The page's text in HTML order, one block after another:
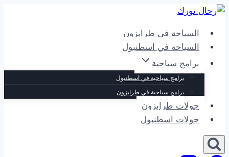
التجاوز
المحتوىالسياحة في طرابزون
السياحة في اسطنبول
برامج سياحية
برامج سياحية في اسطنبول
برامج سياحية في طرابزون
جولات طرابزون
جولات اسطنبول